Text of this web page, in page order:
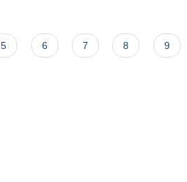
5 6 7 8 9